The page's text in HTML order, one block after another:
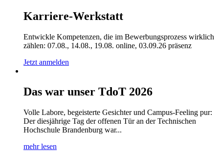
Karriere-Werkstatt
Entwickle Kompetenzen, die im Bewerbungsprozess wirklich
zählen: 07.08., 14.08., 19.08. online, 03.09.26 präsenz
Jetzt anmelden
Das war unser TdoT 2026
Volle Labore, begeisterte Gesichter und Campus-Feeling pur:
Der diesjährige Tag der offenen Tür an der Technischen
Hochschule Brandenburg war...
mehr lesen